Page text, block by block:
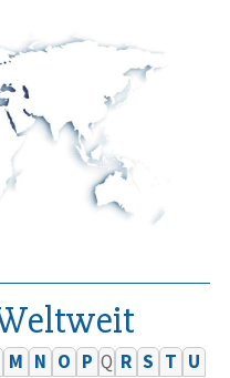
M N O P Q R S T U